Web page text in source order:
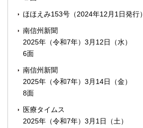
ほほえみ153号（2024年12月1日発行）
南信州新聞
2025年（令和7年）3月12日（水）
6面
南信州新聞
2025年（令和7年）3月14日（金）
8面
医療タイムス
2025年（令和7年）3月1日（土）